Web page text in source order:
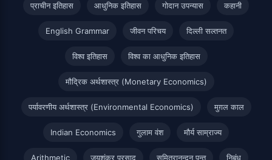
प्राचीन इतिहास आधुनिक इतिहास गोदान उपन्यास कहानी
English Grammar जीवन परिचय दिल्ली सल्तनत
विश्व इतिहास विश्व का आधुनिक इतिहास
मौद्रिक अर्थशास्त्र (Monetary Economics)
पर्यावरणीय अर्थशास्त्र (Environmental Economics) मुग़ल काल
Indian Economics गुलाम वंश मौर्य साम्राज्य
Arithmetic जयशंकर प्रसाद सुमित्रानन्दन पन्त निबंध